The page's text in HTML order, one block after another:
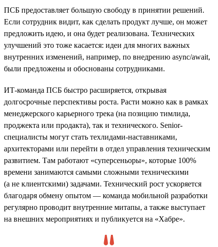
ПСБ предоставляет большую свободу в принятии решений.
Если сотрудник видит, как сделать продукт лучше, он может
предложить идею, и она будет реализована. Технических
улучшений это тоже касается: идеи для многих важных
внутренних изменений, например, по внедрению async/await,
были предложены и обоснованы сотрудниками.
ИТ-команда ПСБ быстро расширяется, открывая
долгосрочные перспективы роста. Расти можно как в рамках
менеджерского карьерного трека (на позицию тимлида,
проджекта или продакта), так и технического. Senior-
специалисты могут стать техлидами-наставниками,
архитекторами или перейти в отдел управления техническим
развитием. Там работают «суперсеньоры», которые 100%
времени занимаются самыми сложными техническими
(а не клиентскими) задачами. Технический рост ускоряется
благодаря обмену опытом — команда мобильной разработки
регулярно проводит внутренние митапы, а также выступает
на внешних мероприятиях и публикуется на «Хабре».